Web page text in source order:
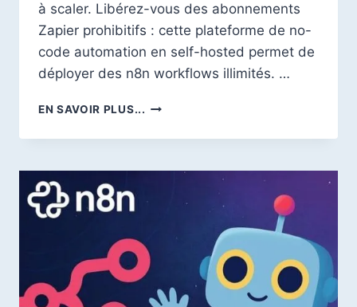
à scaler. Libérez-vous des abonnements
Zapier prohibitifs : cette plateforme de no-
code automation en self-hosted permet de
déployer des n8n workflows illimités. …
EN SAVOIR PLUS... N8N
:
COMPLET
AUTOMATISER
BUSINESS
SANS
LIMITES